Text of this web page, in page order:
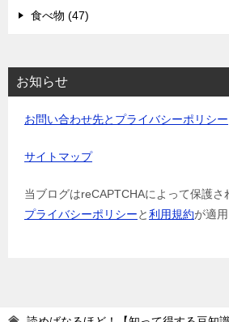
食べ物 (47)
お知らせ
お問い合わせ先とプライバシーポリシー
サイトマップ
当ブログはreCAPTCHAによって保護
プライバシーポリシーと利用規約が適用